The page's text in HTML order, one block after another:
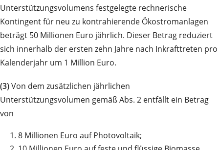
Unterstützungsvolumens festgelegte rechnerische
Kontingent für neu zu kontrahierende Ökostromanlagen
beträgt 50 Millionen Euro jährlich. Dieser Betrag reduziert
sich innerhalb der ersten zehn Jahre nach Inkrafttreten pro
Kalenderjahr um 1 Million Euro.
(3)Von dem zusätzlichen jährlichen
Unterstützungsvolumen gemäß Abs. 2 entfällt ein Betrag
von
1. 8 Millionen Euro auf Photovoltaik;